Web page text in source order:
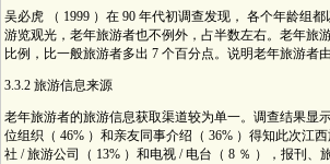
吴必虎 （ 1999 ）在 90 年代初调查发现， 各个年龄组
游览观光，老年旅游者也不例外，占半数左右。老年旅
比例，比一般旅游者多出 7 个百分点。说明老年旅游
3.3.2 旅游信息来源
老年旅游者的旅游信息获取渠道较为单一。调查结果显
位组织（ 46% ）和亲友同事介绍（ 36% ）得知此次江
社 / 旅游公司（ 13% ）和电视 / 电台（ 8 ％ ），报刊